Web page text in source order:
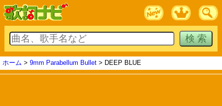
ホーム > 9mm Parabellum Bullet > DEEP BLUE